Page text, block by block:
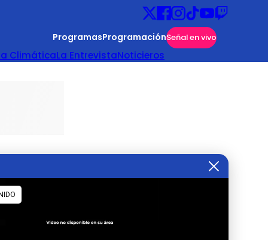
ProgramasProgramaciónSeñal en vivo
ClimáticaLa EntrevistaNoticieros